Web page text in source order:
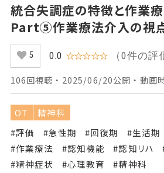
統合失調症の特徴と作業
Part⑤作業療法介入の視
5 0.0 ☆☆☆☆☆ （0件の評
106回視聴 ・ 2025/06/20公開 ・ 動画
OT
精神科
#評価
#急性期 #回復期 #生活期
#作業療法
#認知機能 #認知リハ
#精神症状
#心理教育 #精神科